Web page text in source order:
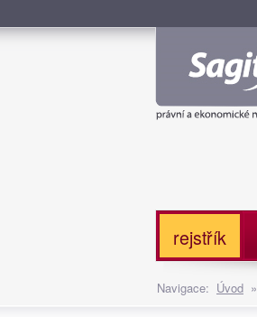
rejstřík
Navigace: Úvod »